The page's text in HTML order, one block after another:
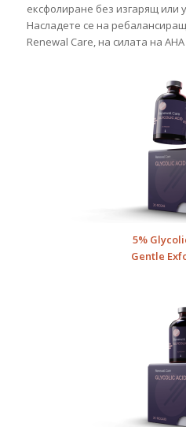
ексфолиране без изгарящ или
Насладете се на
Renewal Care, на силата на AHA
5%
Gentle